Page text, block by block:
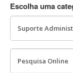
Escolha uma